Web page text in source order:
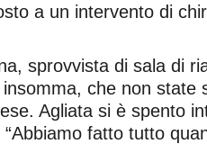
a un intervento di
sprovvista di sala di
che non state
Agliata si è spento
fatto tutto